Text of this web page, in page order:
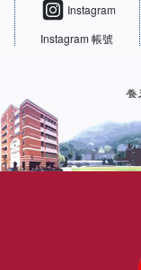
Instagram
Instagram 帳號